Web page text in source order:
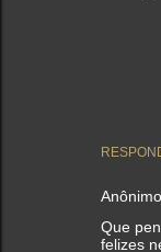
Anônimo
Que
felizes